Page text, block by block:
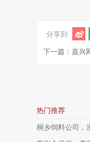
分享到
下一篇：嘉兴
热门推荐
桐乡饲料公司，